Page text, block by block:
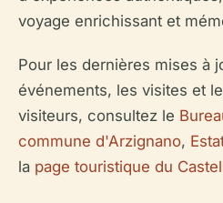
voyage enrichissant et
Pour les dernières mises à
événements, les visites et
visiteurs, consultez le
commune d'Arzignano,
la page touristique du